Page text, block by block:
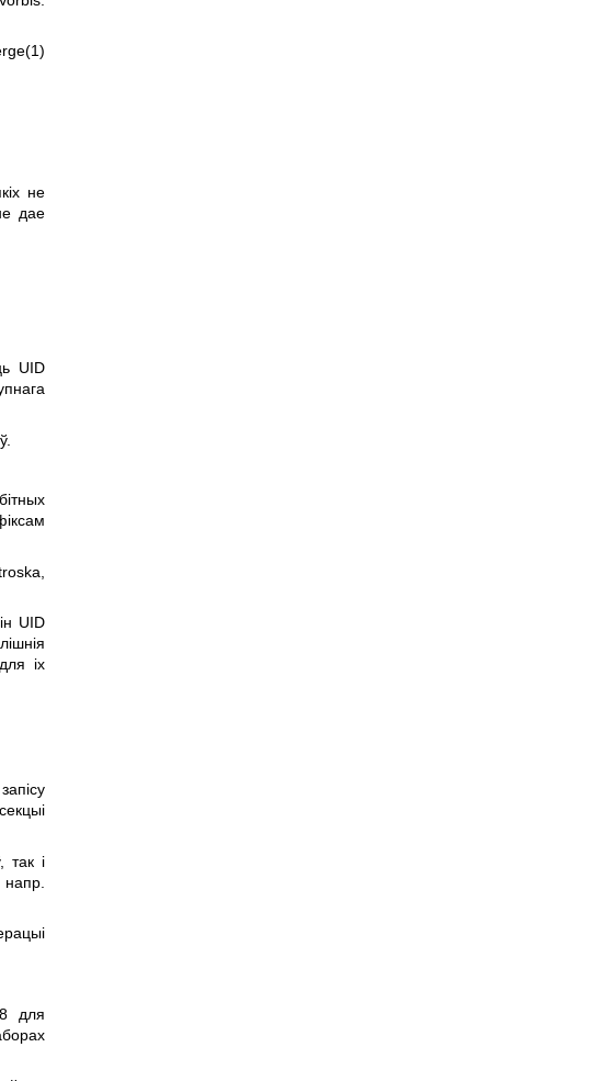
не
дае
UID
UID
іх
так і
для